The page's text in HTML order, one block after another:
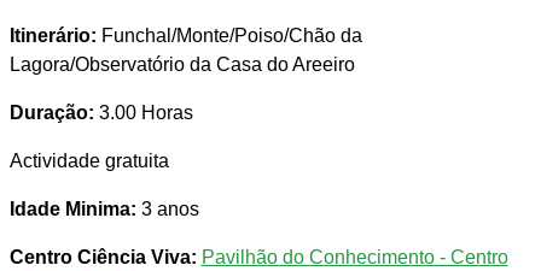
Itinerário: Funchal/Monte/Poiso/Chão da
Lagora/Observatório da Casa do Areeiro
Duração: 3.00 Horas
Actividade gratuita
Idade Minima: 3 anos
Centro Ciência Viva: Pavilhão do Conhecimento - Centro